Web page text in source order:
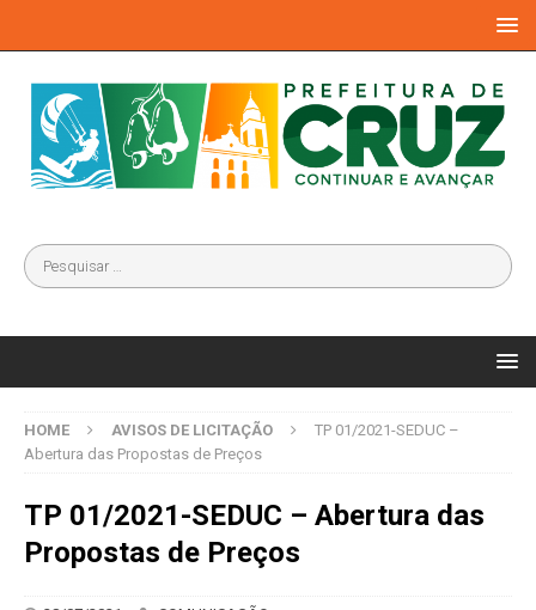
HOME AVISOS DE LICITAÇÃO
TP 01/2021-SEDUC –
Abertura das Propostas de Preços
TP 01/2021-SEDUC – Abertura das
Propostas de Preços